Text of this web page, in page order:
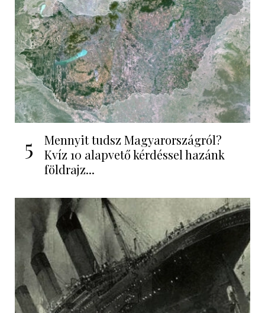
5
Mennyit tudsz Magyarországról?
Kvíz 10 alapvető kérdéssel hazánk
földrajz...